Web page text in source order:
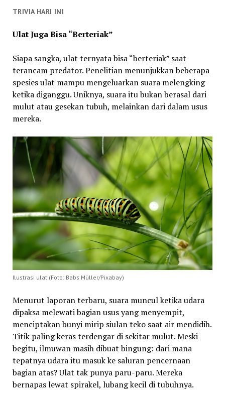
TRIVIA HARI INI
Ulat Juga Bisa “Berteriak”
Siapa sangka, ulat ternyata bisa “berteriak” saat
terancam predator. Penelitian menunjukkan beberapa
spesies ulat mampu mengeluarkan suara melengking
ketika diganggu. Uniknya, suara itu bukan berasal dari
mulut atau gesekan tubuh, melainkan dari dalam usus
mereka.
Ilustrasi ulat (Foto: Babs Müller/Pixabay)
Menurut laporan terbaru, suara muncul ketika udara
dipaksa melewati bagian usus yang menyempit,
menciptakan bunyi mirip siulan teko saat air mendidih.
Titik paling keras terdengar di sekitar mulut. Meski
begitu, ilmuwan masih dibuat bingung: dari mana
tepatnya udara itu masuk ke saluran pencernaan
bagian atas? Ulat tak punya paru-paru. Mereka
bernapas lewat spirakel, lubang kecil di tubuhnya.